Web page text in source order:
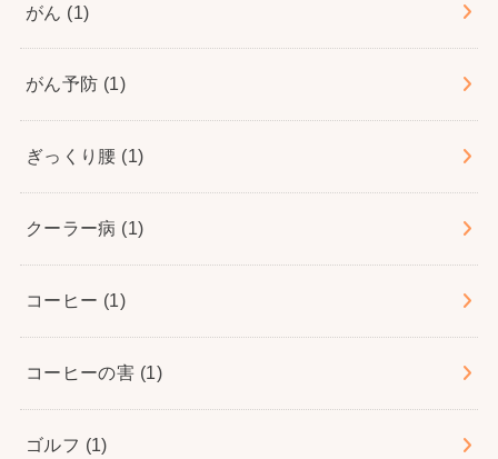
がん (1)
がん予防 (1)
ぎっくり腰 (1)
クーラー病 (1)
コーヒー (1)
コーヒーの害 (1)
ゴルフ (1)